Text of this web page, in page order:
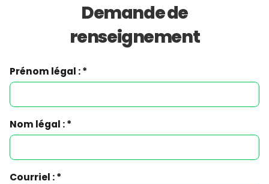
Demande de
renseignement
Prénom légal : *
Nom légal : *
Courriel : *